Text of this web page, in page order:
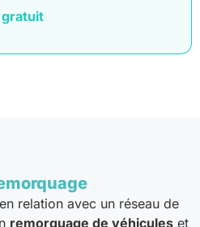
gratuit
relation avec un réseau de
remorquage de véhicules et